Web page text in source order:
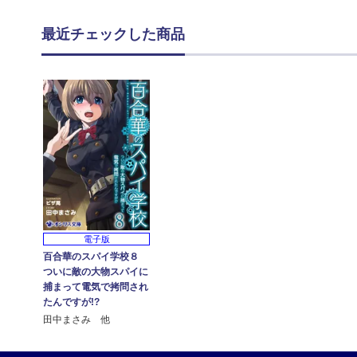
最近チェックした商品
電子版
百合華のスパイ学校８
ついに敵の大物スパイに
捕まって電気で拷問され
たんですが!?
田中まさみ 他